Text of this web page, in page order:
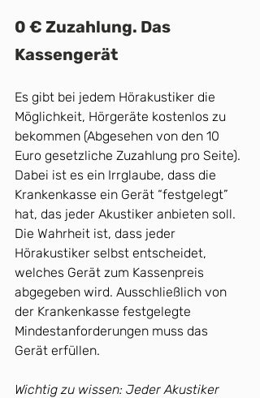
0 € Zuzahlung. Das
Kassengerät
Es gibt bei jedem Hörakustiker die
Möglichkeit, Hörgeräte kostenlos zu
bekommen (Abgesehen von den 10
Euro gesetzliche Zuzahlung pro Seite).
Dabei ist es ein Irrglaube, dass die
Krankenkasse ein Gerät “festgelegt”
hat, das jeder Akustiker anbieten soll.
Die Wahrheit ist, dass jeder
Hörakustiker selbst entscheidet,
welches Gerät zum Kassenpreis
abgegeben wird. Ausschließlich von
der Krankenkasse festgelegte
Mindestanforderungen muss das
Gerät erfüllen.
Wichtig zu wissen: Jeder Akustiker